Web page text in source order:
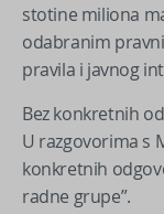
stotine miliona
odabranim
pravila i javnog
Bez konkretnih
U razgovorima s
konkretnih
radne grupe”.